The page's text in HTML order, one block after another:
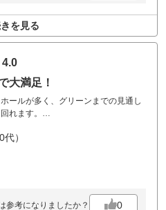
を見る
4.0
大満足！
ールが多く、グリーンまでの見通し
れます。
来るのも非常に良いと思います。
すが、グリーンの芝刈り前だったの
大変苦労しました。
代）
参考になりましたか？ 0